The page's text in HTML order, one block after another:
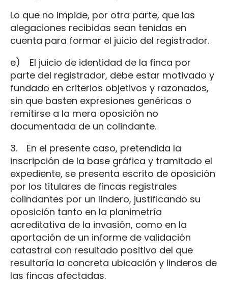
Lo que no impide, por otra parte, que las
alegaciones recibidas sean tenidas en
cuenta para formar el juicio del registrador.
e) El juicio de identidad de la finca por
parte del registrador, debe estar motivado y
fundado en criterios objetivos y razonados,
sin que basten expresiones genéricas o
remitirse a la mera oposición no
documentada de un colindante.
3. En el presente caso, pretendida la
inscripción de la base gráfica y tramitado el
expediente, se presenta escrito de oposición
por los titulares de fincas registrales
colindantes por un lindero, justificando su
oposición tanto en la planimetría
acreditativa de la invasión, como en la
aportación de un informe de validación
catastral con resultado positivo del que
resultaría la concreta ubicación y linderos de
las fincas afectadas.